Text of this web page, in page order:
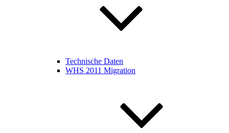
Technische Daten
WHS 2011 Migration